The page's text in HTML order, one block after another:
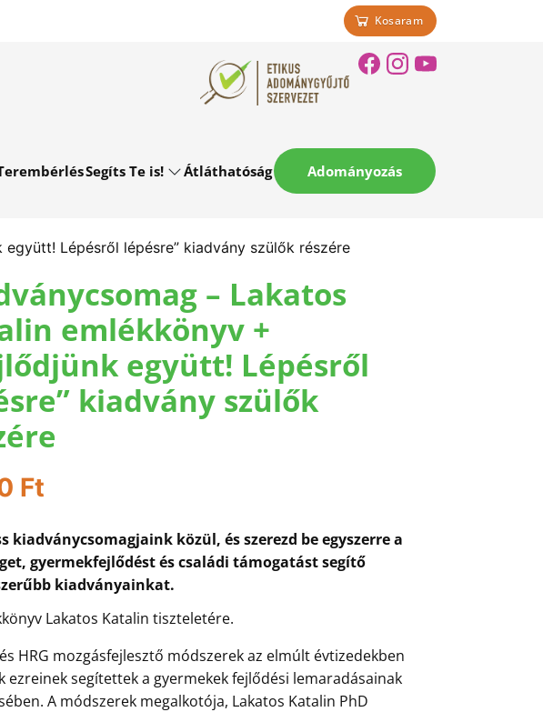
Kosaram
Segíts Te is! Átláthatóság Adományozás
Lépésről lépésre” kiadvány szülők részére
– Lakatos
emlékkönyv +
együtt! Lépésről
kiadvány szülők
Ft
kiadványcsomagjaink közül, és szerezd be egyszerre a
gyermekfejlődést és családi támogatást segítő
kiadványainkat.
Lakatos Katalin tiszteletére.
és HRG mozgásfejlesztő módszerek az elmúlt évtizedekben
ezreinek segítettek a gyermekek fejlődési lemaradásainak
A módszerek megalkotója, Lakatos Katalin PhD